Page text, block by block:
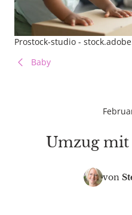
Prostock-studio -
Baby
Umzug
von